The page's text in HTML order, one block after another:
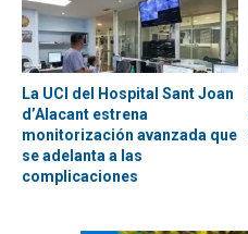
La UCI del Hospital Sant Joan
d’Alacant estrena
monitorización avanzada que
se adelanta a las
complicaciones